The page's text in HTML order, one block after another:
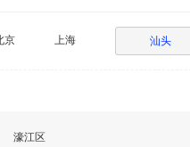
京 上海 汕头
濠江区